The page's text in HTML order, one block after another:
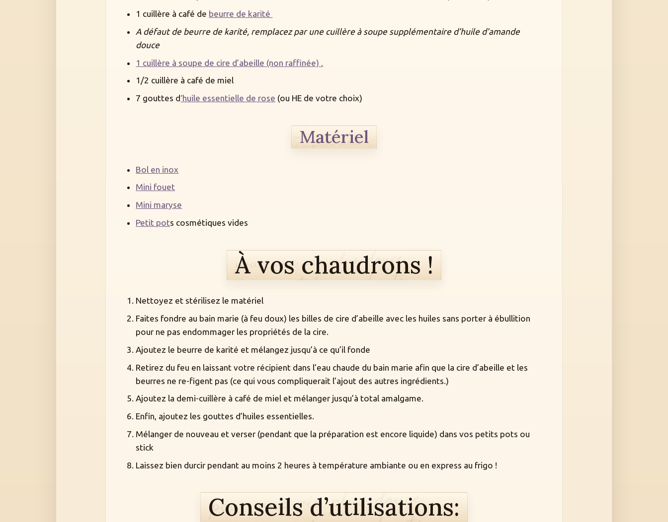
1 cuillère à café de beurre de karité
A défaut de beurre de karité, remplacez par une cuillère à soupe supplémentaire d’huile d’amande
douce
1 cuillère à soupe de cire d’abeille (non raffinée) .
1/2 cuillère à café de miel
7 gouttes d‘huile essentielle de rose (ou HE de votre choix)
Matériel
Bol en inox
Mini fouet
Mini maryse
Petit pots cosmétiques vides
À vos chaudrons !
Nettoyez et stérilisez le matériel
Faites fondre au bain marie (à feu doux) les billes de cire d’abeille avec les huiles sans porter à ébullition
pour ne pas endommager les propriétés de la cire.
Ajoutez le beurre de karité et mélangez jusqu’à ce qu’il fonde
Retirez du feu en laissant votre récipient dans l’eau chaude du bain marie afin que la cire d’abeille et les
beurres ne re-figent pas (ce qui vous compliquerait l’ajout des autres ingrédients.)
Ajoutez la demi-cuillère à café de miel et mélanger jusqu’à total amalgame.
Enfin, ajoutez les gouttes d’huiles essentielles.
Mélanger de nouveau et verser (pendant que la préparation est encore liquide) dans vos petits pots ou
stick
Laissez bien durcir pendant au moins 2 heures à température ambiante ou en express au frigo !
Conseils d’utilisations: